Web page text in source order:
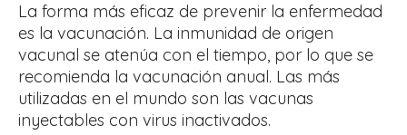
La forma más eficaz de prevenir la enfermedad
es la vacunación. La inmunidad de origen
vacunal se atenúa con el tiempo, por lo que se
recomienda la vacunación anual. Las más
utilizadas en el mundo son las vacunas
inyectables con virus inactivados.